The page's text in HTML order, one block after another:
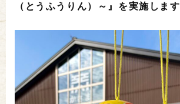
（とうふうりん）～』を実施します